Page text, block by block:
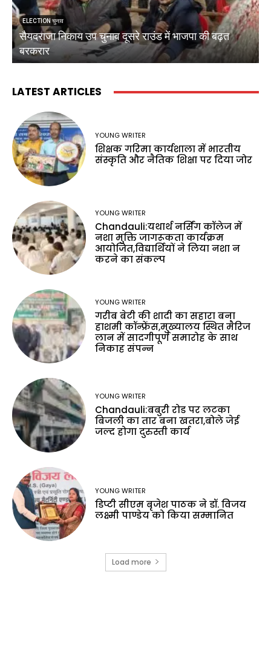
ELECTION चुनाव
सैयदराजा निकाय उप चुनाव दूसरे राउंड में भाजपा की बढ़त
बरकरार
LATEST ARTICLES
YOUNG WRITER
शिक्षक गरिमा कार्यशाला में भारतीय
संस्कृति और नैतिक शिक्षा पर दिया जोर
YOUNG WRITER
Chandauli:यथार्थ नर्सिंग कॉलेज में
नशा मुक्ति जागरूकता कार्यक्रम
आयोजित,विद्यार्थियों ने लिया नशा न
करने का संकल्प
YOUNG WRITER
गरीब बेटी की शादी का सहारा बना
हाशमी कॉन्फ्रेंस,मुख्यालय स्थित मैरिज
लान में सादगीपूर्ण समारोह के साथ
निकाह संपन्न
YOUNG WRITER
Chandauli:बबुरी रोड पर लटका
बिजली का तार बना खतरा,बोले जेई
जल्द होगा दुरुस्ती कार्य
YOUNG WRITER
डिप्टी सीएम बृजेश पाठक ने डॉ. विजय
लक्ष्मी पाण्डेय को किया सम्मानित
Load more